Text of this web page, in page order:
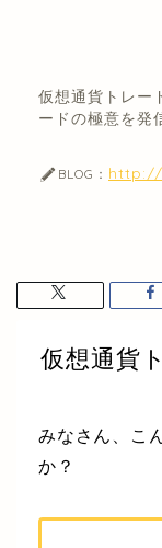
仮想通貨トレー
ードの極意を発
BLOG： http://
仮想通貨
みなさん、こ
か？